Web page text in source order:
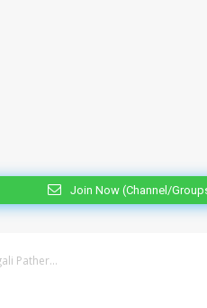
Join Now (Channel/
Pather...